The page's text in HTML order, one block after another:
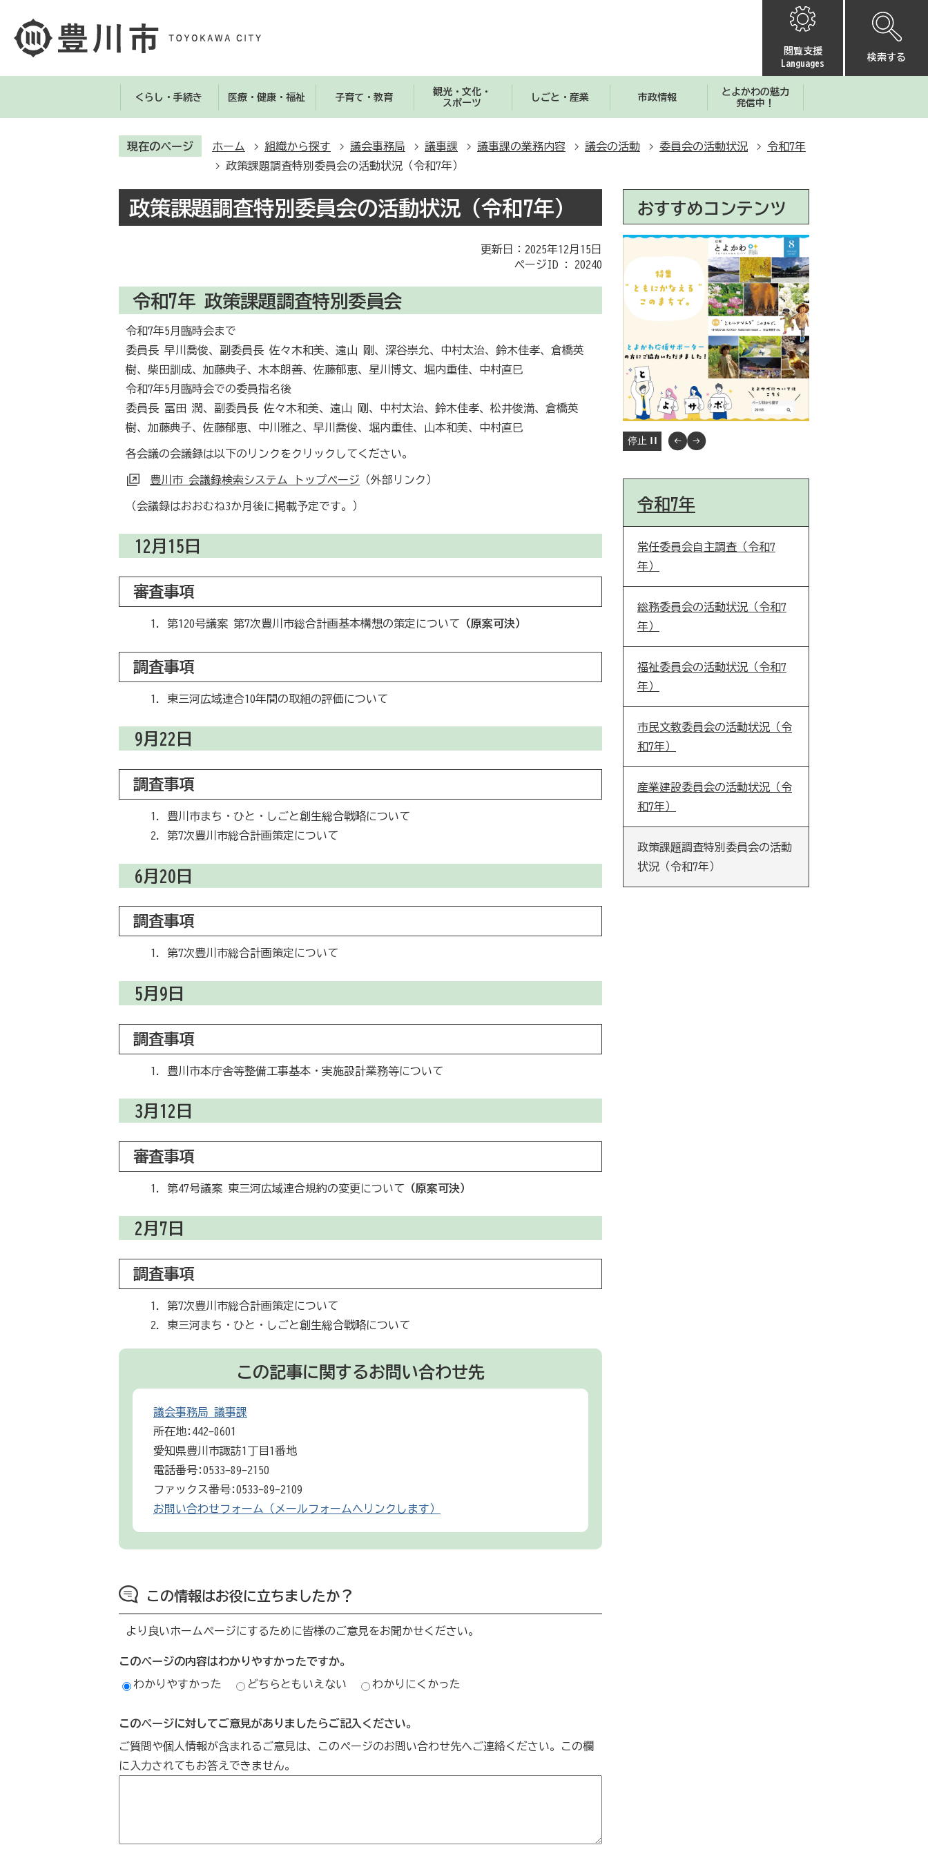
閲覧支援
Languages
検索する
くらし・手続き 医療・健康・福祉 子育て・教育
観光・文化・
スポーツ
しごと・産業 市政情報
とよかわの魅力
発信中！
現在のページ ホーム 組織から探す 議会事務局 議事課 議事課の業務内容 議会の活動 委員会の活動状況
令和7年
政策課題調査特別委員会の活動状況（令和7年）
政策課題調査特別委員会の活動状況（令和7年）
更新日：2025年12月15日
ページID : 20240
令和7年 政策課題調査特別委員会
令和7年5月臨時会まで
委員長 早川喬俊、副委員長 佐々木和美、遠山 剛、深谷崇允、中村太治、鈴木佳孝、倉橋英
樹、柴田訓成、加藤典子、木本朗善、佐藤郁恵、星川博文、堀内重佳、中村直巳
令和7年5月臨時会での委員指名後
委員長 冨田 潤、副委員長 佐々木和美、遠山 剛、中村太治、鈴木佳孝、松井俊満、倉橋英
樹、加藤典子、佐藤郁恵、中川雅之、早川喬俊、堀内重佳、山本和美、中村直巳
各会議の会議録は以下のリンクをクリックしてください。
豊川市 会議録検索システム トップページ （外部リンク）
（会議録はおおむね3か月後に掲載予定です。）
12月15日
審査事項
第120号議案 第7次豊川市総合計画基本構想の策定について （原案可決）
調査事項
東三河広域連合10年間の取組の評価について
9月22日
調査事項
豊川市まち・ひと・しごと創生総合戦略について
第7次豊川市総合計画策定について
6月20日
調査事項
第7次豊川市総合計画策定について
5月9日
調査事項
豊川市本庁舎等整備工事基本・実施設計業務等について
3月12日
審査事項
第47号議案 東三河広域連合規約の変更について （原案可決）
2月7日
調査事項
第7次豊川市総合計画策定について
東三河まち・ひと・しごと創生総合戦略について
この記事に関するお問い合わせ先
議会事務局 議事課
所在地:442-8601
愛知県豊川市諏訪1丁目1番地
電話番号:0533-89-2150
ファックス番号:0533-89-2109
お問い合わせフォーム（メールフォームへリンクします）
この情報はお役に立ちましたか？
より良いホームページにするために皆様のご意見をお聞かせください。
このページの内容はわかりやすかったですか。
わかりやすかった どちらともいえない わかりにくかった
このページに対してご意見がありましたらご記入ください。
ご質問や個人情報が含まれるご意見は、このページのお問い合わせ先へご連絡ください。この欄
に入力されてもお答えできません。
おすすめコンテンツ
停止
令和7年
常任委員会自主調査（令和7
年）
総務委員会の活動状況（令和7
年）
福祉委員会の活動状況（令和7
年）
市民文教委員会の活動状況（令
和7年）
産業建設委員会の活動状況（令
和7年）
政策課題調査特別委員会の活動
状況（令和7年）